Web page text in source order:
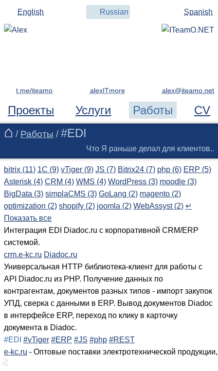
English Russian Spanish
Проекты Услуги Работы CV
t.me/iteamo alexITmore
/ Работы / #EDI
Что Я раньше делал для клиентов..
bitrix (11) 1C (9) vTiger (9) JS (7) Bitrix24 (7) php (6) ERP (5)
Asterisk (4) CRM (4) WMS (4) WordPress (3) moodle (3)
BigData (3) simplaCMS (3) GoLang (2) magento (2)
optimization (2) shopify (2) joomla (2) WebAssyst (2) ↵
Показать все
Интеграция EDI Diadoc.ru с корпоративной CRM/ERP
системой.
crm.e-kc.ru Diadoc.ru
Универсальная HTTP библиотека-клиент для работы с
API Diadoc.ru из PHP. Получение данных по
контрагентам, документов разных типов - импорт закупок
УПД, сверка с данными в ERP. Вывод документов Diadoc
в интерфейсе ERP, переход по клику в карточку
документа в Diadoc.
#EDI #vTiger #ERP #JS #php #REST
e-kc.ru - Оптовые поставки электротехнической